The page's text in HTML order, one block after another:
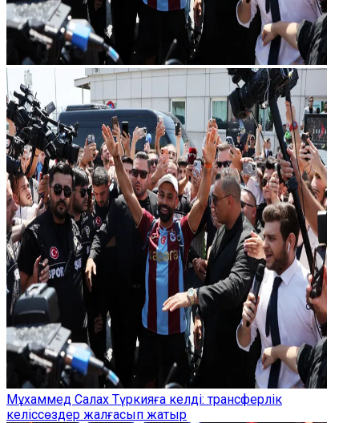
Мұхаммед Салах Түркияға келді: трансферлік
келіссөздер жалғасып жатыр